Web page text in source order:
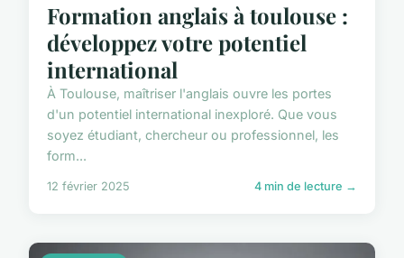
Formation anglais à toulouse :
développez votre potentiel
international
À Toulouse, maîtriser l'anglais ouvre les portes
d'un potentiel international inexploré. Que vous
soyez étudiant, chercheur ou professionnel, les
form...
12 février 2025 4 min de lecture →